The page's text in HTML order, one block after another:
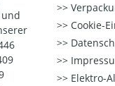
Cookie-
Elektro-